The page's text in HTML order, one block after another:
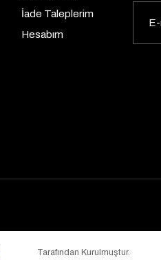
İade Taleplerim
Hesabım
Tarafından Kurulmuştur.